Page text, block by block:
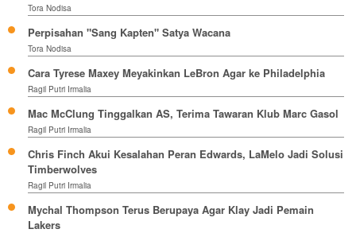
Tora Nodisa
Perpisahan "Sang Kapten" Satya Wacana
Tora Nodisa
Cara Tyrese Maxey Meyakinkan LeBron Agar ke Philadelphia
Ragil Putri Irmalia
Mac McClung Tinggalkan AS, Terima Tawaran Klub Marc Gasol
Ragil Putri Irmalia
Chris Finch Akui Kesalahan Peran Edwards, LaMelo Jadi Solusi
Timberwolves
Ragil Putri Irmalia
Mychal Thompson Terus Berupaya Agar Klay Jadi Pemain
Lakers